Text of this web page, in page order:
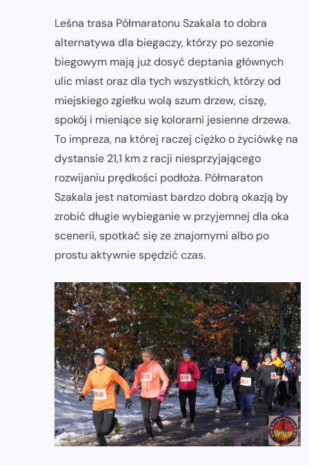
Leśna trasa Półmaratonu Szakala to dobra
alternatywa dla biegaczy, którzy po sezonie
biegowym mają już dosyć deptania głównych
ulic miast oraz dla tych wszystkich, którzy od
miejskiego zgiełku wolą szum drzew, ciszę,
spokój i mieniące się kolorami jesienne drzewa.
To impreza, na której raczej ciężko o życiówkę na
dystansie 21,1 km z racji niesprzyjającego
rozwijaniu prędkości podłoża. Półmaraton
Szakala jest natomiast bardzo dobrą okazją by
zrobić długie wybieganie w przyjemnej dla oka
scenerii, spotkać się ze znajomymi albo po
prostu aktywnie spędzić czas.